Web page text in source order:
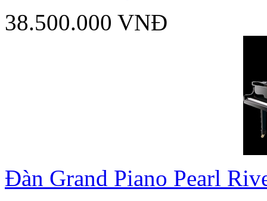
38.500.000 VNĐ
Đàn Grand Piano Pearl